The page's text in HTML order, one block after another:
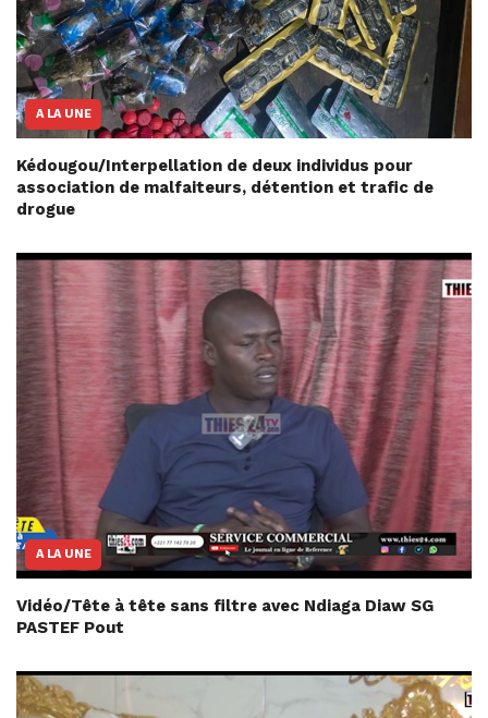
A LA UNE
Kédougou/Interpellation de deux individus pour
association de malfaiteurs, détention et trafic de
drogue
A LA UNE
Vidéo/Tête à tête sans filtre avec Ndiaga Diaw SG
PASTEF Pout